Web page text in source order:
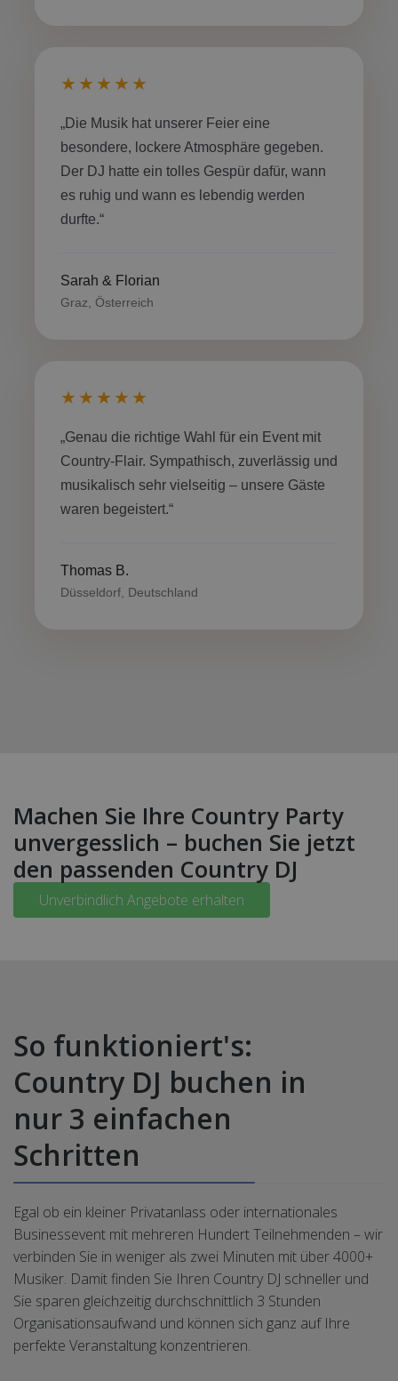
★★★★★
„Die Musik hat unserer Feier eine
besondere, lockere Atmosphäre gegeben.
Der DJ hatte ein tolles Gespür dafür, wann
es ruhig und wann es lebendig werden
durfte.“
Sarah & Florian
Graz, Österreich
★★★★★
„Genau die richtige Wahl für ein Event mit
Country-Flair. Sympathisch, zuverlässig und
musikalisch sehr vielseitig – unsere Gäste
waren begeistert.“
Thomas B.
Düsseldorf, Deutschland
Machen Sie Ihre Country Party
unvergesslich – buchen Sie jetzt
den passenden Country DJ
Unverbindlich Angebote erhalten
So funktioniert's:
Country DJ buchen in
nur 3 einfachen
Schritten
Egal ob ein kleiner Privatanlass oder internationales
Businessevent mit mehreren Hundert Teilnehmenden – wir
verbinden Sie in weniger als zwei Minuten mit über 4000+
Musiker. Damit finden Sie Ihren Country DJ schneller und
Sie sparen gleichzeitig durchschnittlich 3 Stunden
Organisationsaufwand und können sich ganz auf Ihre
perfekte Veranstaltung konzentrieren.